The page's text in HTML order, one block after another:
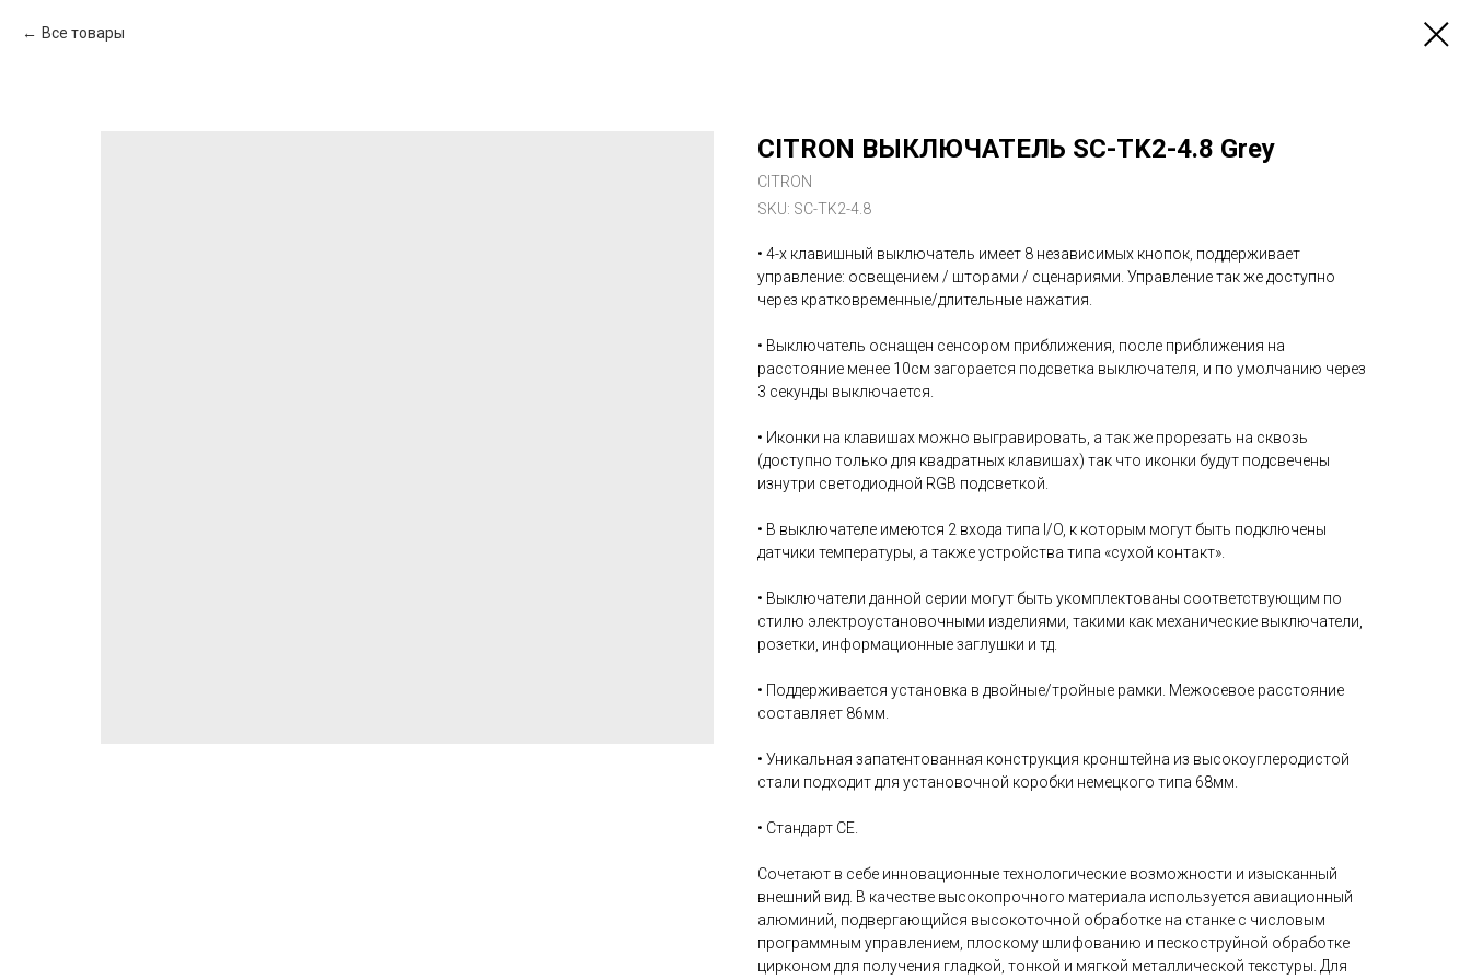
Все товары
CITRON ВЫКЛЮЧАТЕЛЬ SC-TK2-4.8 Grey
CITRON
SKU: SC-TK2-4.8
• 4-х клавишный выключатель имеет 8 независимых кнопок, поддерживает
управление: освещением / шторами / сценариями. Управление так же доступно
через кратковременные/длительные нажатия.
• Выключатель оснащен сенсором приближения, после приближения на
расстояние менее 10см загорается подсветка выключателя, и по умолчанию через
3 секунды выключается.
• Иконки на клавишах можно выгравировать, а так же прорезать на сквозь
(доступно только для квадратных клавишах) так что иконки будут подсвечены
изнутри светодиодной RGB подсветкой.
• В выключателе имеются 2 входа типа I/O, к которым могут быть подключены
датчики температуры, а также устройства типа «сухой контакт».
• Выключатели данной серии могут быть укомплектованы соответствующим по
стилю электроустановочными изделиями, такими как механические выключатели,
розетки, информационные заглушки и тд.
• Поддерживается установка в двойные/тройные рамки. Межосевое расстояние
составляет 86мм.
• Уникальная запатентованная конструкция кронштейна из высокоуглеродистой
стали подходит для установочной коробки немецкого типа 68мм.
• Стандарт CE.
Сочетают в себе инновационные технологические возможности и изысканный
внешний вид. В качестве высокопрочного материала используется авиационный
алюминий, подвергающийся высокоточной обработке на станке с числовым
программным управлением, плоскому шлифованию и пескоструйной обработке
цирконом для получения гладкой, тонкой и мягкой металлической текстуры. Для